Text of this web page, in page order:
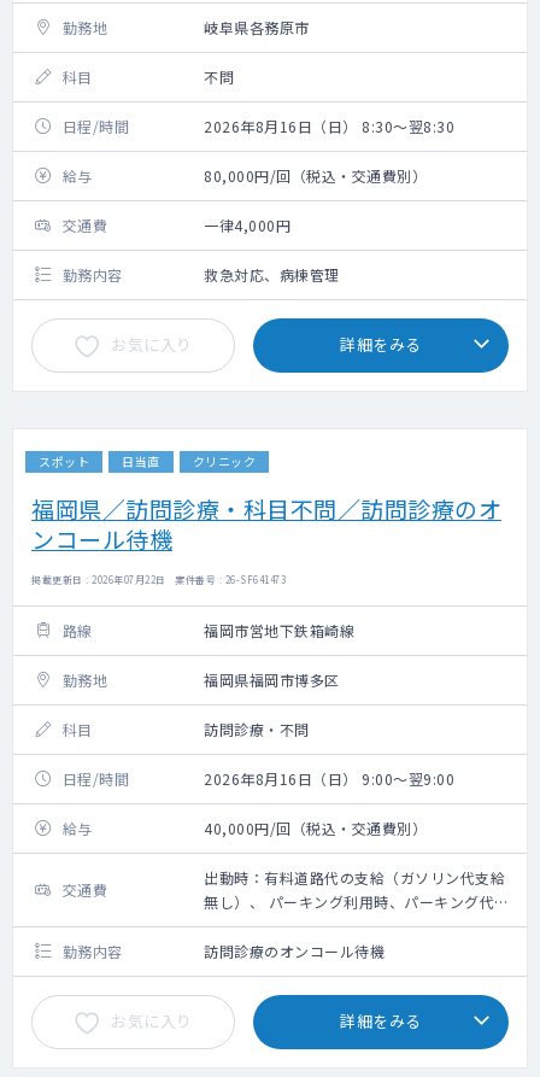
勤務地 岐阜県各務原市
科目 不問
日程/時間 2026年8月16日（日） 8:30～翌8:30
給与 80,000円/回（税込・交通費別）
交通費 一律4,000円
勤務内容 救急対応、病棟管理
お気に入り 詳細をみる
スポット 日当直 クリニック
福岡県／訪問診療・科目不問／訪問診療のオ
ンコール待機
掲載更新日 : 2026年07月22日 案件番号 : 26-SF641473
路線 福岡市営地下鉄箱崎線
勤務地 福岡県福岡市博多区
科目 訪問診療・不問
日程/時間 2026年8月16日（日） 9:00～翌9:00
給与 40,000円/回（税込・交通費別）
交通費
出動時：有料道路代の支給（ガソリン代支給
無し）、 パーキング利用時、パーキング代は
その場で看護師が清算します
勤務内容
訪問診療のオンコール待機
お気に入り 詳細をみる